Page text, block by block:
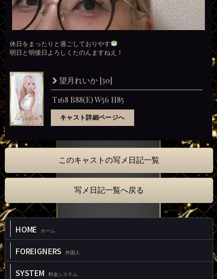
休日をまったりと過ごしておりやす
明日と明後日よろしくたのんますねえ！
望月れいか [30]
T168 B88(E) W56 H85
キャスト詳細ページへ
このキャストの写メ日記一覧
写メ日記一覧へ戻る
HOME ホーム
FOREIGNERS 外国人
SYSTEM 料金システム